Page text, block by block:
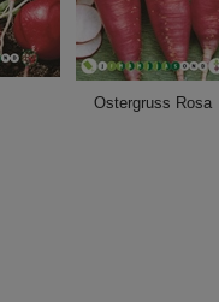
Ostergruss Rosa